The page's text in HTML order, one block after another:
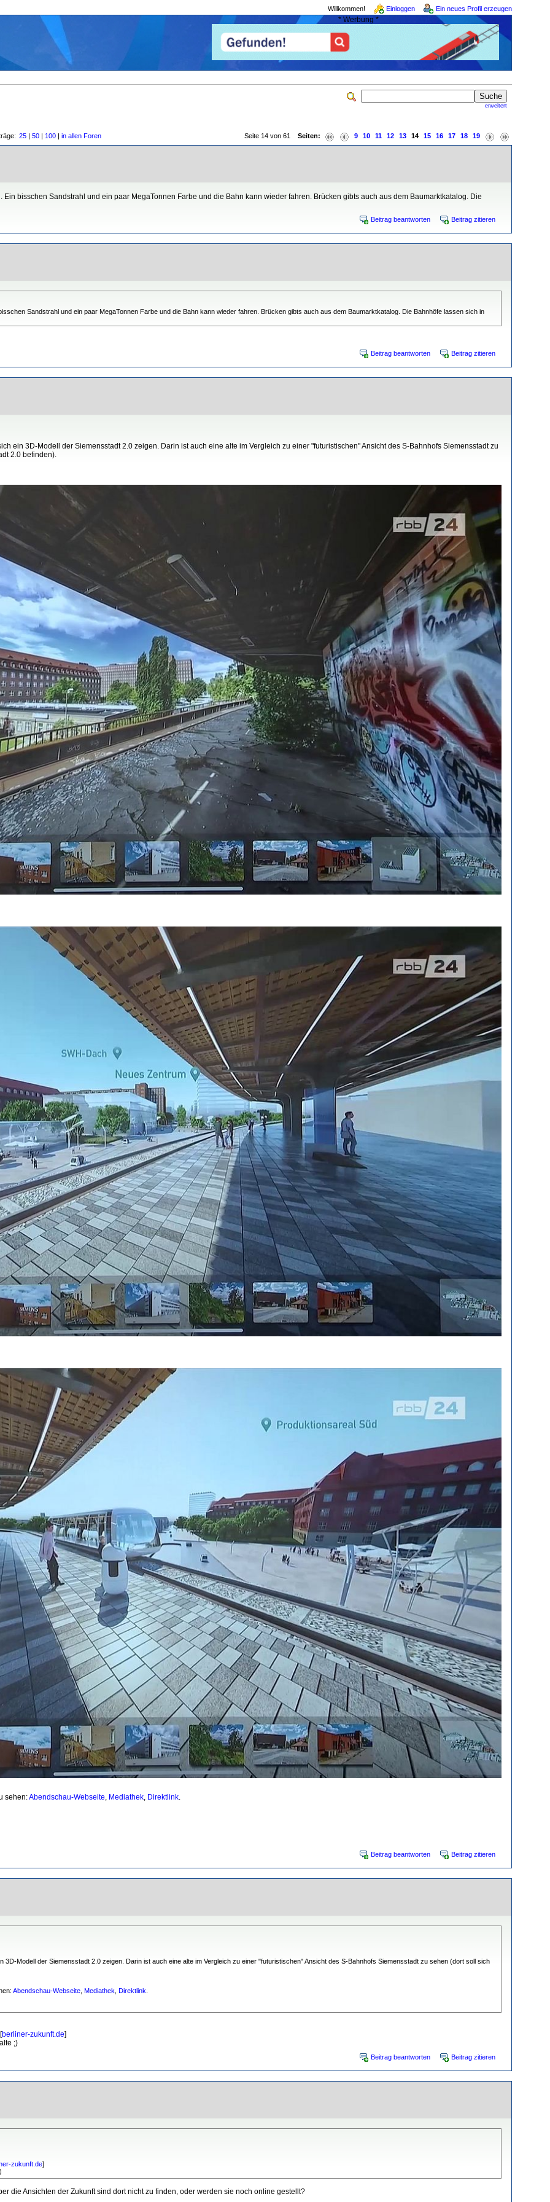
Willkommen! Einloggen Ein neues Profil erzeugen
* Werbung *
erweitert
25 | 50 | 100 | in allen Foren Seite 14 von 61 Seiten: 9 10 11 12 13 14 15 16 17 18 19
bisschen Sandstrahl und ein paar MegaTonnen Farbe und die Bahn kann wieder fahren. Brücken gibts auch aus dem Baumarktkatalog. Die
Beitrag beantworten Beitrag zitieren
Sandstrahl und ein paar MegaTonnen Farbe und die Bahn kann wieder fahren. Brücken gibts auch aus dem Baumarktkatalog. Die Bahnhöfe lassen sich in
Beitrag beantworten Beitrag zitieren
ein 3D-Modell der Siemensstadt 2.0 zeigen. Darin ist auch eine alte im Vergleich zu einer "futuristischen" Ansicht des S-Bahnhofs Siemensstadt zu
2.0 befinden).
sehen:Abendschau-Webseite, Mediathek, Direktlink.
Beitrag beantworten Beitrag zitieren
Modell der Siemensstadt 2.0 zeigen. Darin ist auch eine alte im Vergleich zu einer "futuristischen" Ansicht des S-Bahnhofs Siemensstadt zu sehen (dort soll sich
Abendschau-Webseite Mediathek Direktlink
berliner-zukunft.de]
;)
Beitrag beantworten Beitrag zitieren
zukunft.de]
die Ansichten der Zukunft sind dort nicht zu finden, oder werden sie noch online gestellt?